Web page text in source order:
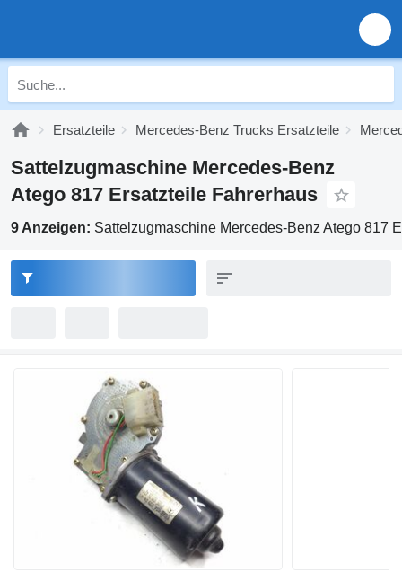
Ersatzteile Mercedes-Benz Trucks Ersatzteile
Sattelzugmaschine Mercedes-Benz
Atego 817 Ersatzteile Fahrerhaus
9 Anzeigen: Sattelzugmaschine Mercedes-Benz Atego 817